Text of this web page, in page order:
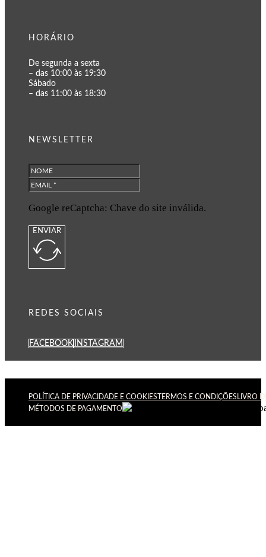
HORÁRIO
De segunda a sexta
– das 10:00 às 19:30
Sábado
– das 11:00 às 18:30
NEWSLETTER
Google reCaptcha: Chave do site inválida.
ENVIAR
REDES SOCIAIS
FACEBOOK INSTAGRAM
POLÍTICA DE PRIVACIDADE E COOKIES TERMOS E CONDIÇÕES LIVRO
MÉTODOS DE PAGAMENTO